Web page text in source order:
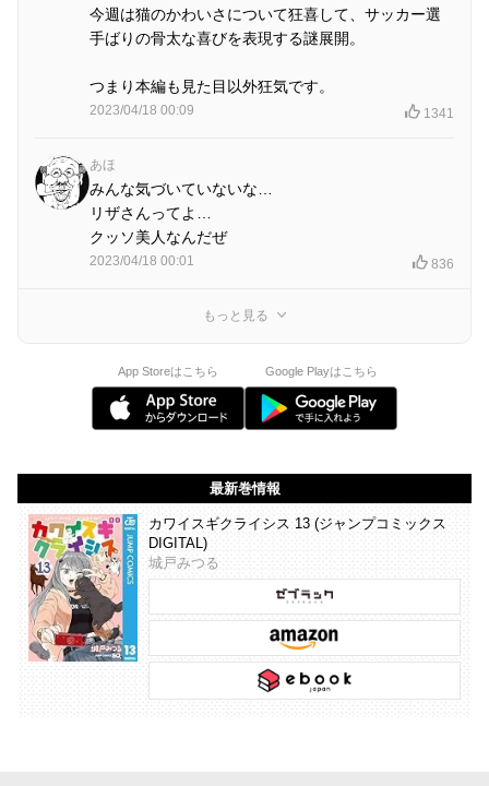
今週は猫のかわいさについて狂喜して、サッカー選
手ばりの骨太な喜びを表現する謎展開。
つまり本編も見た目以外狂気です。
2023/04/18 00:09 1341
あほ
みんな気づいていないな…
リザさんってよ…
クッソ美人なんだぜ
2023/04/18 00:01 836
もっと見る
App Storeはこちら Google Playはこちら
最新巻情報
カワイスギクライシス 13 (ジャンプコミックス
DIGITAL)
城戸みつる